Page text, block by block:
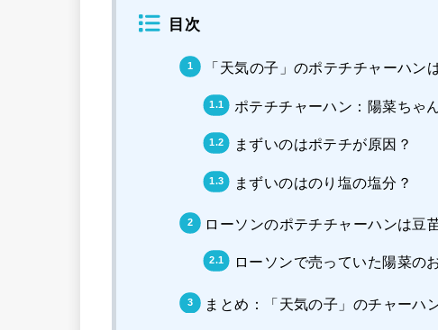
目次
「天気の子」のポテチチャーハン
ポテチチャーハン：陽菜ちゃ
まずいのはポテチが原因？
まずいのはのり塩の塩分？
ローソンのポテチチャーハンは豆
ローソンで売っていた陽菜の
まとめ：「天気の子」のチャーハ